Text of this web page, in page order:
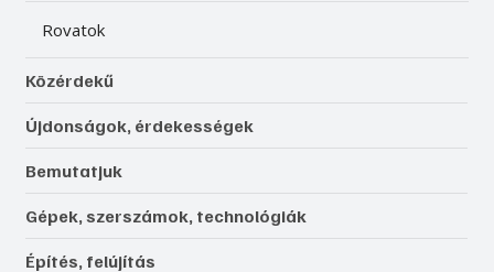
Rovatok
Közérdekű
Újdonságok, érdekességek
Bemutatjuk
Gépek, szerszámok, technológiák
Építés, felújítás